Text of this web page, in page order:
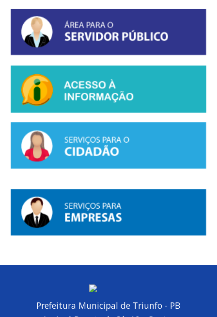
Prefeitura Municipal de Triunfo - PB